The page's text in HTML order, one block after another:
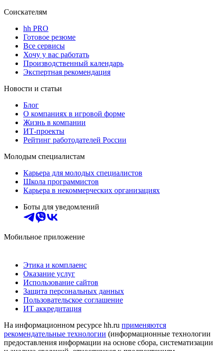
Соискателям
hh PRO
Готовое резюме
Все сервисы
Хочу у вас работать
Производственный календарь
Экспертная рекомендация
Новости и статьи
Блог
О компаниях в игровой форме
Жизнь в компании
ИТ-проекты
Рейтинг работодателей России
Молодым специалистам
Карьера для молодых специалистов
Школа программистов
Карьера в некоммерческих организациях
Боты для уведомлений
Мобильное приложение
Этика и комплаенс
Оказание услуг
Использование сайтов
Защита персональных данных
Пользовательское соглашение
ИТ аккредитация
На информационном ресурсе hh.ru применяются
рекомендательные технологии (информационные технологии
предоставления информации на основе сбора, систематизации